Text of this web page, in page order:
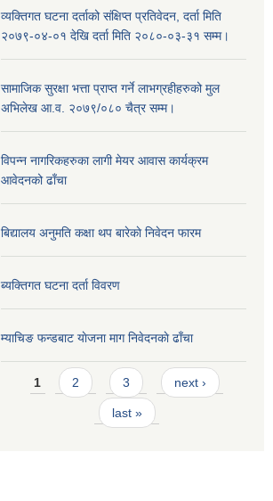
व्यक्तिगत घटना दर्ताको संक्षिप्त प्रतिवेदन, दर्ता मिति
२०७९-०४-०१ देखि दर्ता मिति २०८०-०३-३१ सम्म।
सामाजिक सुरक्षा भत्ता प्राप्त गर्ने लाभग्रहीहरुको मुल
अभिलेख आ.व. २०७९/०८० चैत्र सम्म।
विपन्न नागरिकहरुका लागी मेयर आवास कार्यक्रम
आवेदनको ढाँचा
बिद्यालय अनुमति कक्षा थप बारेकाे निवेदन फारम
ब्यक्तिगत घटना दर्ता विवरण
म्याचिङ फन्डबाट याेजना माग निवेदनकाे ढाँचा
Pages
1 2 3 next ›
last »